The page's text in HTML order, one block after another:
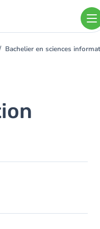
Bachelier en sciences